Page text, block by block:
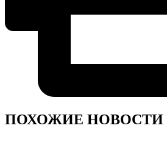
ПОХОЖИЕ НОВОСТИ